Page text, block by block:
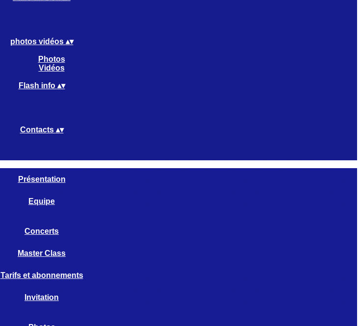
photos vidéos ▴▾
Photos
Vidéos
Flash info ▴▾
Contacts ▴▾
Présentation
Equipe
Concerts
Master Class
Tarifs et abonnements
Invitation